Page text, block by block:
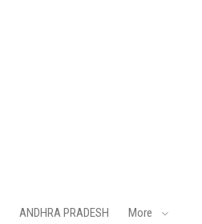
ANDHRA PRADESH More